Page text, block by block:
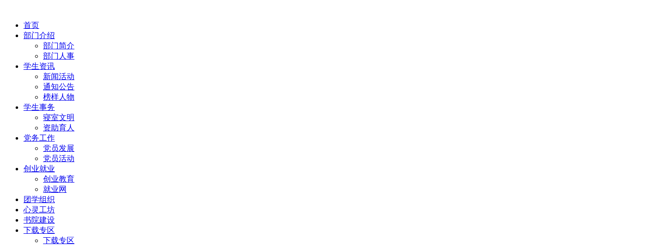
首页
部门介绍
部门简介
部门人事
学生资讯
新闻活动
通知公告
榜样人物
学生事务
寝室文明
资助育人
党务工作
党员发展
党员活动
创业就业
创业教育
就业网
团学组织
心灵工坊
书院建设
下载专区
下载专区